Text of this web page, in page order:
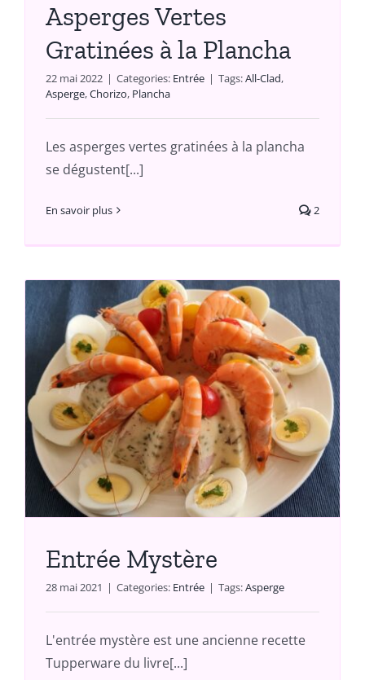
Asperges Vertes
Gratinées à la Plancha
22 mai 2022 | Categories: Entrée | Tags:All-Clad,
Asperge,Chorizo, Plancha
Les asperges vertes gratinées à la plancha
se dégustent[...]
En savoir plus 2
Entrée Mystère
28 mai 2021 | Categories: Entrée | Tags:Asperge
L'entrée mystère est une ancienne recette
Tupperware du livre[...]